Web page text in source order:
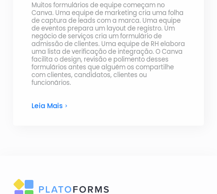
Muitos formulários de equipe começam no
Canva. Uma equipe de marketing cria uma folha
de captura de leads com a marca. Uma equipe
de eventos prepara um layout de registro. Um
negócio de serviços cria um formulário de
admissão de clientes. Uma equipe de RH elabora
uma lista de verificação de integração. O Canva
facilita o design, revisão e polimento desses
formulários antes que alguém os compartilhe
com clientes, candidatos, clientes ou
funcionários.
Leia Mais